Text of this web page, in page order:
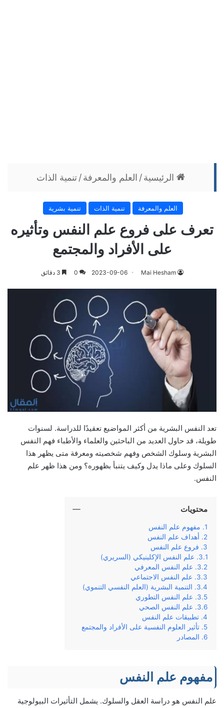
الرئيسية/ العلم والمعرفة/تنمية الذات
العلم والمعرفة تنمية الذات تنمية بشرية
تعرف على فروع علم النفس وتأثيره
على الأفراد والمجتمع
Mai Hesham
2023-09-06
0
تعد النفس البشرية من أكثر المواضيع تعقيدًا للدراسة. لسنوات
طويلة، قد حاول العديد من الباحثين والعلماء والأطباء فهم النفس
البشرية وسلوك الشخص وفهم شخصيته ومعرفة متى يظهر هذا
السلوك وعلى ماذا يدل وكيف يتنبأ بظهوره؟ ومن هذا ظهر علم
النفس.
محتويات
مفهوم علم النفس
أهداف علم النفس
فروع علم النفس
علم النفس الإكلينيكي (السريري)
علم النفس المعرفي
علم النفس الاجتماعي
التنمية البشرية (العلم النفسي التنموي)
علم النفس التطوري
علم النفس الصحي
تطبيقات علم النفس
تأثير العلوم النفسية على الأفراد والمجتمع
المصادر
مفهوم علم النفس
علم النفس هو دراسة العقل والسلوك. يشمل التأثيرات البيولوجية